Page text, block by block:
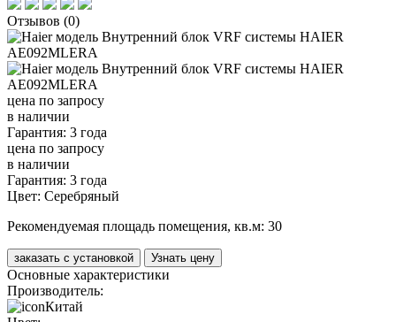
Отзывов (0)
цена по запросу
в наличии
Гарантия: 3 года
цена по запросу
в наличии
Гарантия: 3 года
Цвет: Серебряный
Рекомендуемая площадь помещения, кв.м: 30
заказать с установкой Узнать цену
Основные характеристики
Производитель:
Китай